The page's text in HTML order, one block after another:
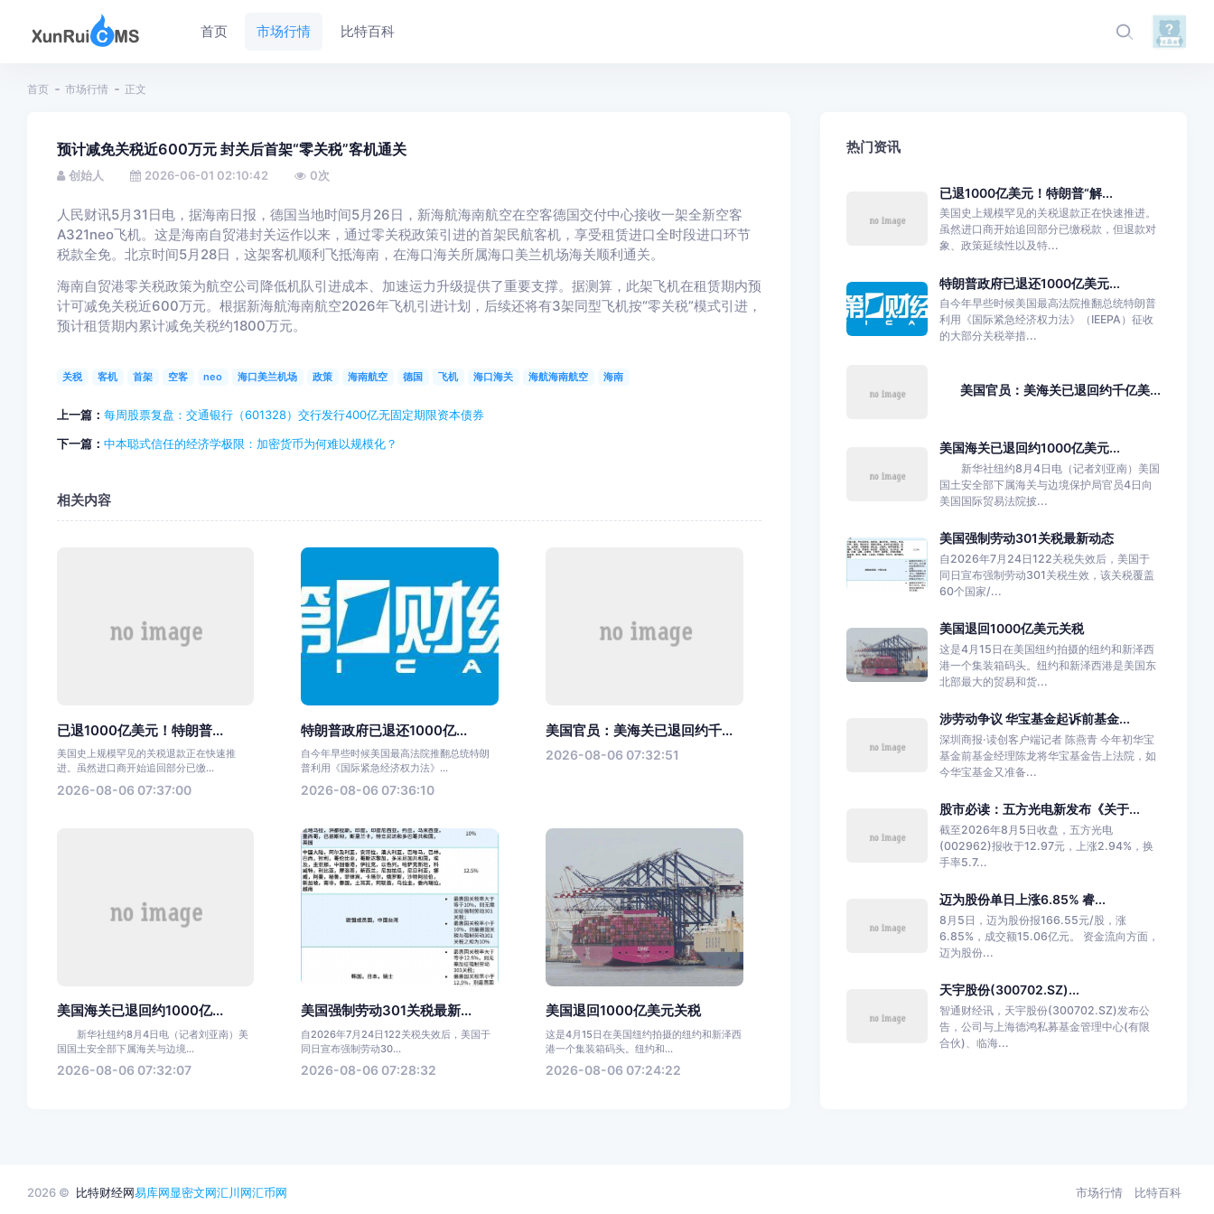
首页 市场行情 比特百科
首页 市场行情 正文
预计减免关税近600万元 封关后首架“零关税”客机通关
创始人 2026-06-01 02:10:42 0次
人民财讯5月31日电，据海南日报，德国当地时间5月26日，新海航海南航空在空客德国交付中心接收一架全新空客
A321neo飞机。这是海南自贸港封关运作以来，通过零关税政策引进的首架民航客机，享受租赁进口全时段进口环节
税款全免。北京时间5月28日，这架客机顺利飞抵海南，在海口海关所属海口美兰机场海关顺利通关。
海南自贸港零关税政策为航空公司降低机队引进成本、加速运力升级提供了重要支撑。据测算，此架飞机在租赁期内预
计可减免关税近600万元。根据新海航海南航空2026年飞机引进计划，后续还将有3架同型飞机按“零关税”模式引进，
预计租赁期内累计减免关税约1800万元。
关税 客机 首架 空客 neo 海口美兰机场 政策 海南航空 德国 飞机 海口海关 海航海南航空 海南
上一篇： 每周股票复盘：交通银行（601328）交行发行400亿无固定期限资本债券
下一篇： 中本聪式信任的经济学极限：加密货币为何难以规模化？
相关内容
已退1000亿美元！特朗普...
美国史上规模罕见的关税退款正在快速推
进。虽然进口商开始追回部分已缴...
2026-08-06 07:37:00
特朗普政府已退还1000亿...
自今年早些时候美国最高法院推翻总统特朗
普利用《国际紧急经济权力法》...
2026-08-06 07:36:10
美国官员：美海关已退回约千...
2026-08-06 07:32:51
美国海关已退回约1000亿...
新华社纽约8月4日电（记者刘亚南）美
国国土安全部下属海关与边境...
2026-08-06 07:32:07
美国强制劳动301关税最新...
自2026年7月24日122关税失效后，美国于
同日宣布强制劳动30...
2026-08-06 07:28:32
美国退回1000亿美元关税
这是4月15日在美国纽约拍摄的纽约和新泽西
港一个集装箱码头。纽约和...
2026-08-06 07:24:22
热门资讯
已退1000亿美元！特朗普“解...
美国史上规模罕见的关税退款正在快速推进。
虽然进口商开始追回部分已缴税款，但退款对
象、政策延续性以及特...
特朗普政府已退还1000亿美元...
自今年早些时候美国最高法院推翻总统特朗普
利用《国际紧急经济权力法》（IEEPA）征收
的大部分关税举措...
美国官员：美海关已退回约千亿美...
美国海关已退回约1000亿美元...
新华社纽约8月4日电（记者刘亚南）美国
国土安全部下属海关与边境保护局官员4日向
美国国际贸易法院披...
美国强制劳动301关税最新动态
自2026年7月24日122关税失效后，美国于
同日宣布强制劳动301关税生效，该关税覆盖
60个国家/...
美国退回1000亿美元关税
这是4月15日在美国纽约拍摄的纽约和新泽西
港一个集装箱码头。纽约和新泽西港是美国东
北部最大的贸易和货...
涉劳动争议 华宝基金起诉前基金...
深圳商报·读创客户端记者 陈燕青 今年初华宝
基金前基金经理陈龙将华宝基金告上法院，如
今华宝基金又准备...
股市必读：五方光电新发布《关于...
截至2026年8月5日收盘，五方光电
(002962)报收于12.97元，上涨2.94%，换
手率5.7...
迈为股份单日上涨6.85% 睿...
8月5日，迈为股份报166.55元/股，涨
6.85%，成交额15.06亿元。 资金流向方面，
迈为股份...
天宇股份(300702.SZ)...
智通财经讯，天宇股份(300702.SZ)发布公
告，公司与上海德鸿私募基金管理中心(有限
合伙)、临海...
2026 © 比特财经网易库网显密文网汇川网汇币网 市场行情 比特百科